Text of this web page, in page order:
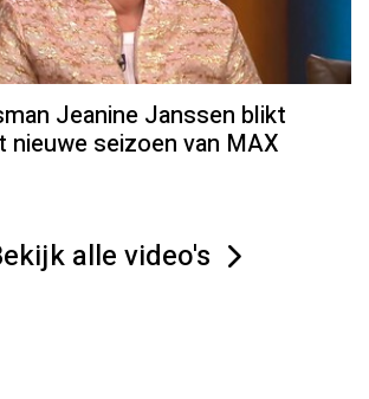
Jeanine Janssen blikt
seizoen van MAX
alle video's